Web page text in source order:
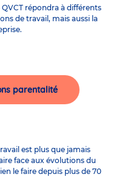
répondra à différents
de travail, mais aussi la
parentalité
est plus que jamais
face aux évolutions du
le faire depuis plus de 70